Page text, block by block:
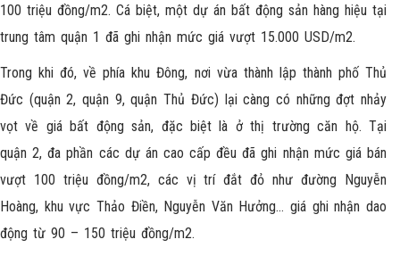
100 triệu đồng/m2. Cá biệt, một dự án bất động sản hàng hiệu tại
trung tâm quận 1 đã ghi nhận mức giá vượt 15.000 USD/m2.
Trong khi đó, về phía khu Đông, nơi vừa thành lập thành phố Thủ
Đức (quận 2, quận 9, quận Thủ Đức) lại càng có những đợt nhảy
vọt về giá bất động sản, đặc biệt là ở thị trường căn hộ. Tại
quận 2, đa phần các dự án cao cấp đều đã ghi nhận mức giá bán
vượt 100 triệu đồng/m2, các vị trí đắt đỏ như đường Nguyễn
Hoàng, khu vực Thảo Điền, Nguyễn Văn Hưởng… giá ghi nhận dao
động từ 90 – 150 triệu đồng/m2.